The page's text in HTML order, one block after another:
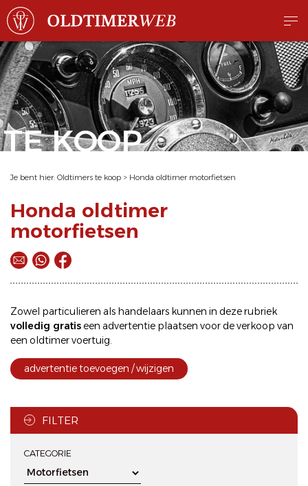
TE KOOP
Je bent hier: Oldtimers te koop > Honda oldtimer motorfietsen
Honda oldtimer
motorfietsen
Zowel particulieren als handelaars kunnen in deze rubriek
volledig gratis een advertentie plaatsen voor deverkoop van
een oldtimer voertuig.
advertentie toevoegen / wijzigen
FILTER
CATEGORIE